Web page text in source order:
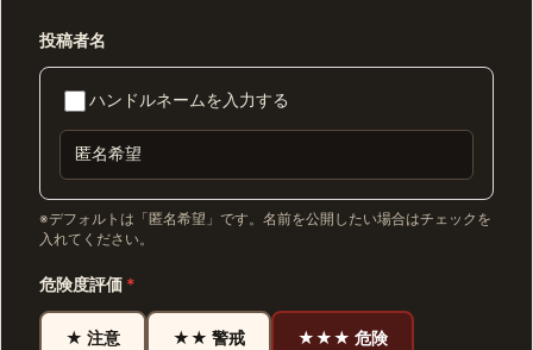
投稿者名
ハンドルネームを入力する
※デフォルトは「匿名希望」です。名前を公開したい場合はチェックを
入れてください。
危険度評価 *
★ 注意 ★★ 警戒 ★★★ 危険